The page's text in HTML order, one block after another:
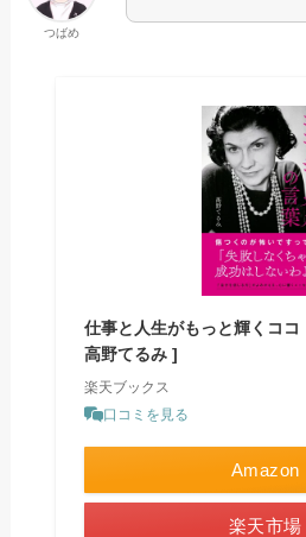
つばめ
仕事と人生がもっと輝くコ
高野てるみ ]
楽天ブックス
口コミを見る
Amazon
楽天市場